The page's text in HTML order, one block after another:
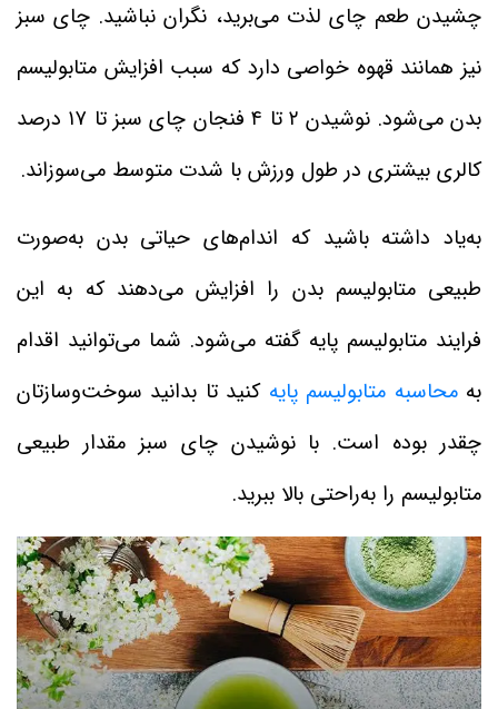
چشیدن طعم چای لذت می‌برید، نگران نباشید. چای سبز
نیز همانند قهوه خواصی دارد که سبب افزایش متابولیسم
بدن می‌شود. نوشیدن ۲ تا ۴ فنجان چای سبز تا ۱۷ درصد
کالری بیشتری در طول ورزش با شدت متوسط می‌سوزاند.
به‌یاد داشته باشید که اندام‌های حیاتی بدن به‌صورت
طبیعی متابولیسم بدن را افزایش می‌دهند که به این
فرایند متابولیسم پایه گفته می‌شود. شما می‌توانید اقدام
بهمحاسبه متابولیسم پایه کنید تا بدانید سوخت‌وسازتان
چقدر بوده است. با نوشیدن چای سبز مقدار طبیعی
متابولیسم را به‌راحتی بالا ببرید.